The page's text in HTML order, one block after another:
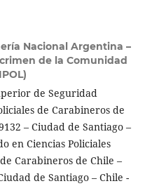
Nacional Argentina –
de la Comunidad
de Seguridad
de Carabineros de
– Ciudad de Santiago –
en Ciencias Policiales
Carabineros de Chile –
de Santiago – Chile -